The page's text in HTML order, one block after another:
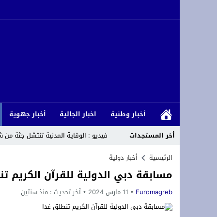
أخبار وطنية اخبار الجالية أخبار جهوية
أخر المستجدات
فيديو : الوقاية المدنية تنتشل جثة من
Donald Trump, castigar a Argelia
يهم الطلبة الحاصلين على شهادة الباكالوريا برسم سنة 2026 انطلاق التسجيل الإلكتروني القبلي بكلية العلوم القانونية
وجدة : اختلالات بأرصفة شارع سيدي
الرئيسية أخبار دولية
مسابقة دبي الدولية للقرآن الكريم
Euromagreb 11 مارس 2024 آخر تحديث : منذ سنتين